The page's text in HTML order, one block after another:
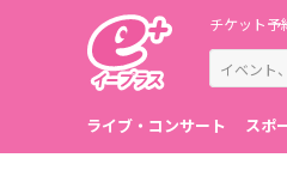
チケット予
ライブ・コンサート スポ